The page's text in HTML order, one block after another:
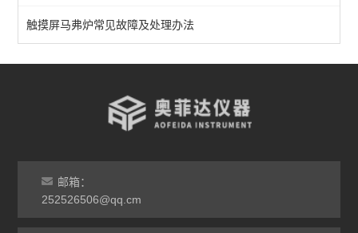
隧道炉系列
罩式炉
硅碳棒炉
触摸屏马弗炉常见故障及处理办法
邮箱：
252526506@qq.cm